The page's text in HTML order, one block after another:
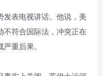
发表电视讲话。他说，美
不符合国际法，冲突正在
重后果。